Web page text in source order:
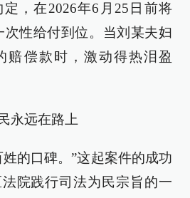
，在2026年6月25日前将
次性给付到位。当刘某夫妇
赔偿款时，激动得热泪盈
永远在路上
的口碑。”这起案件的成功
院践行司法为民宗旨的一